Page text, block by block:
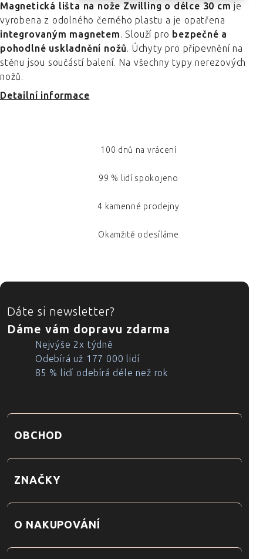
Magnetická lišta na nože Zwilling o délce 30 cm je
vyrobena z odolného černého plastu a je opatřena
integrovaným magnetem. Slouží pro bezpečné a
pohodlné uskladnění nožů. Úchyty pro připevnění na
stěnu jsou součástí balení. Na všechny typy nerezových
nožů.
Detailní informace
100 dnů na vrácení
99 % lidí spokojeno
4 kamenné prodejny
Okamžitě odesíláme
ZÁPATÍ
Dáte si newsletter?
Dáme vám dopravu zdarma
Nejvýše 2x týdně
Odebírá už 177 000 lidí
85 % lidí odebírá déle než rok
OBCHOD
ZNAČKY
O NAKUPOVÁNÍ